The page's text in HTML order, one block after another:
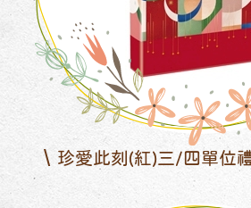
珍愛此刻(紅)三/四單位